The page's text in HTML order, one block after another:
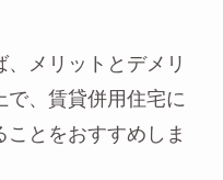
メリットとデメリ
で、賃貸併用住宅に
とをおすすめしま